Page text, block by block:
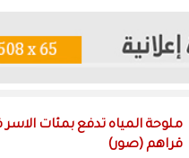
ملوحة المياه تدفع بمئات
قراهم (صور)